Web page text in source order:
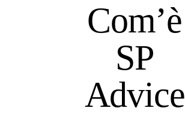
Com’è
SP
Advice